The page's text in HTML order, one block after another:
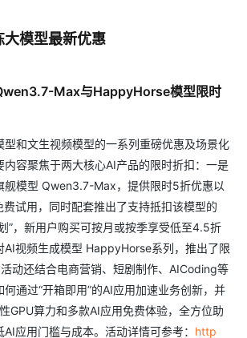
大模型最新优惠
Max与HappyHorse模型限时
型和文生视频模型的一系列重磅优惠及场景化
内容聚焦于两大核心AI产品的限时折扣：一是
舰模型 Qwen3.7-Max，提供限时5折优惠以
试用，同时配套推出了支持抵扣该模型的
”，新用户购买可按月或按季享受低至4.5折
AI视频生成模型 HappyHorse系列，推出了限
动还结合电商营销、短剧制作、AICoding等
通过“开箱即用”的AI应用加速业务创新，并
GPU算力和多款AI应用免费体验，全方位助
应用门槛与成本。活动详情可参考： http